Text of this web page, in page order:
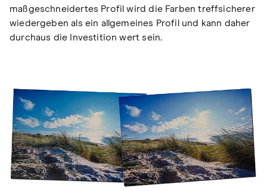
maßgeschneidertes Profil wird die Farben treffsicherer
wiedergeben als ein allgemeines Profil und kann daher
durchaus die Investition wert sein.